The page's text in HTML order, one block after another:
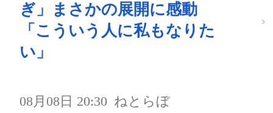
ぎ」まさかの展開に感動
「こういう人に私もなりた
い」
08月08日 20:30 ねとらぼ